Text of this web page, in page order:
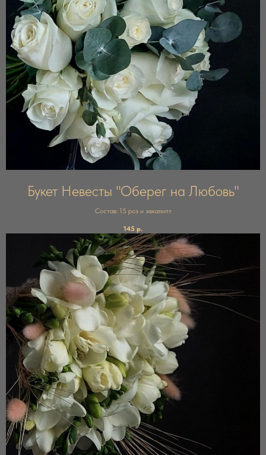
Букет Невесты "Оберег на Любовь"
Состав: 15 роз и эвкалипт
145 р.